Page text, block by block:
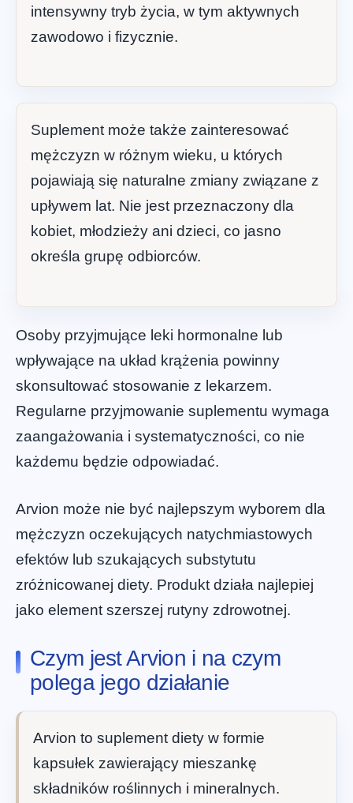
intensywny tryb życia, w tym aktywnych
zawodowo i fizycznie.
Suplement może także zainteresować
mężczyzn w różnym wieku, u których
pojawiają się naturalne zmiany związane z
upływem lat. Nie jest przeznaczony dla
kobiet, młodzieży ani dzieci, co jasno
określa grupę odbiorców.
Osoby przyjmujące leki hormonalne lub
wpływające na układ krążenia powinny
skonsultować stosowanie z lekarzem.
Regularne przyjmowanie suplementu wymaga
zaangażowania i systematyczności, co nie
każdemu będzie odpowiadać.
Arvion może nie być najlepszym wyborem dla
mężczyzn oczekujących natychmiastowych
efektów lub szukających substytutu
zróżnicowanej diety. Produkt działa najlepiej
jako element szerszej rutyny zdrowotnej.
Czym jest Arvion i na czym
polega jego działanie
Arvion to suplement diety w formie
kapsułek zawierający mieszankę
składników roślinnych i mineralnych.